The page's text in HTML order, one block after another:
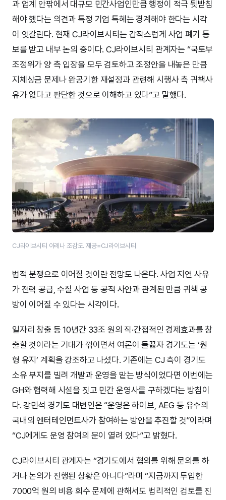
과 업계 안팎에서 대규모 민간사업인만큼 행정이 적극 뒷받침
해야 했다는 의견과 특정 기업 특혜는 경계해야 한다는 시각
이 엇갈린다. 현재 CJ라이브시티는 갑작스럽게 사업 폐기 통
보를 받고 내부 논의 중이다. CJ라이브시티 관계자는 “국토부
조정위가 양 측 입장을 모두 검토하고 조정안을 내놓은 만큼
지체상금 문제나 완공기한 재설정과 관련해 시행사 측 귀책사
유가 없다고 판단한 것으로 이해하고 있다”고 말했다.
CJ라이브시티 아레나 조감도. 제공=CJ라이브시티
법적 분쟁으로 이어질 것이란 전망도 나온다. 사업 지연 사유
가 전력 공급, 수질 사업 등 공적 사안과 관계된 만큼 귀책 공
방이 이어질 수 있다는 시각이다.
일자리 창출 등 10년간 33조 원의 직·간접적인 경제효과를 창
출할 것이라는 기대가 꺾이면서 여론이 들끓자 경기도는 ‘원
형 유지’ 계획을 강조하고 나섰다. 기존에는 CJ 측이 경기도
소유 부지를 빌려 개발과 운영을 맡는 방식이었다면 이번에는
GH와 협력해 시설을 짓고 민간 운영사를 구하겠다는 방침이
다. 강민석 경기도 대변인은 “운영은 하이브, AEG 등 유수의
국내외 엔터테인먼트사가 참여하는 방안을 추진할 것”이라며
“CJ에게도 운영 참여의 문이 열려 있다”고 밝혔다.
CJ라이브시티 관계자는 “경기도에서 협의를 위해 문의를 하
거나 논의가 진행된 상황은 아니다”라며 “지금까지 투입한
7000억 원의 비용 회수 문제에 관해서도 법리적인 검토를 진